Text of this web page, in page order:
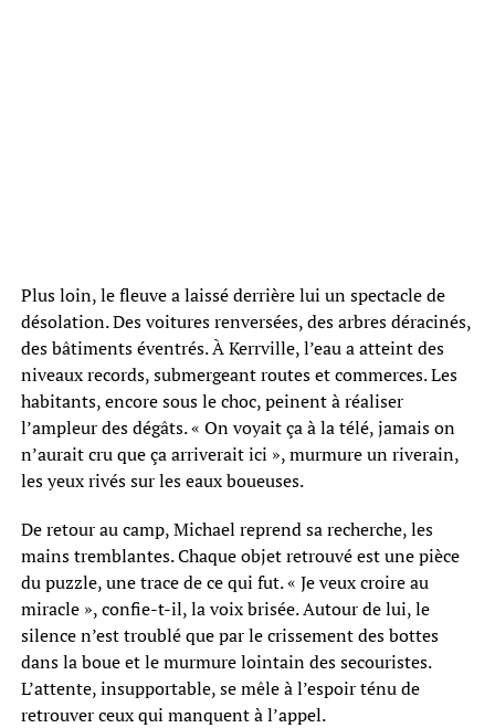
Plus loin, le fleuve a laissé derrière lui un spectacle de
désolation. Des voitures renversées, des arbres déracinés,
des bâtiments éventrés. À Kerrville, l’eau a atteint des
niveaux records, submergeant routes et commerces. Les
habitants, encore sous le choc, peinent à réaliser
l’ampleur des dégâts. « On voyait ça à la télé, jamais on
n’aurait cru que ça arriverait ici », murmure un riverain,
les yeux rivés sur les eaux boueuses.
De retour au camp, Michael reprend sa recherche, les
mains tremblantes. Chaque objet retrouvé est une pièce
du puzzle, une trace de ce qui fut. « Je veux croire au
miracle », confie-t-il, la voix brisée. Autour de lui, le
silence n’est troublé que par le crissement des bottes
dans la boue et le murmure lointain des secouristes.
L’attente, insupportable, se mêle à l’espoir ténu de
retrouver ceux qui manquent à l’appel.